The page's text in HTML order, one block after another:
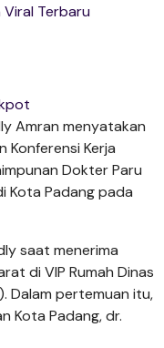
Terbaru
Amran menyatakan
Konferensi Kerja
Dokter Paru
Kota Padang pada
saat menerima
di VIP Rumah Dinas
Dalam pertemuan itu,
Kota Padang, dr.